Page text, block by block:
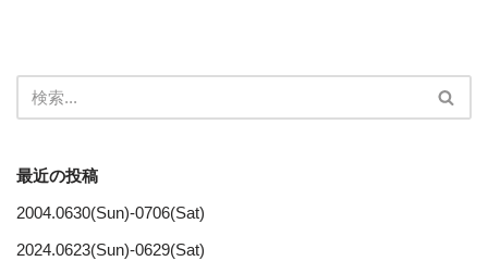
最近の投稿
2004.0630(Sun)-0706(Sat)
2024.0623(Sun)-0629(Sat)